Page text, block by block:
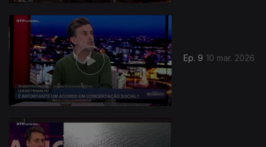
Ep. 9 10 mar. 2026